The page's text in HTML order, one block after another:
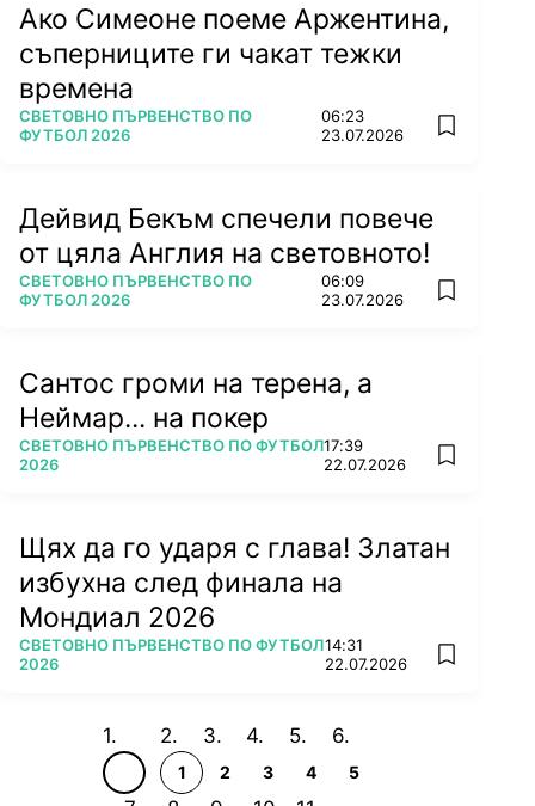
Ако Симеоне поеме Аржентина,
съперниците ги чакат тежки
времена
ПОВЕЧЕ ОТ
СВЕТОВНО ПЪРВЕНСТВО ПО
ФУТБОЛ 2026
06:23
23.07.2026
add
Дейвид Бекъм спечели повече
от цяла Англия на световното!
ПОВЕЧЕ ОТ
СВЕТОВНО ПЪРВЕНСТВО ПО
ФУТБОЛ 2026
06:09
23.07.2026
add
Сантос громи на терена, а
Неймар... на покер
ПОВЕЧЕ ОТ
СВЕТОВНО ПЪРВЕНСТВО ПО ФУТБОЛ
2026
17:39
22.07.2026
add
Щях да го ударя с глава! Златан
избухна след финала на
Мондиал 2026
ПОВЕЧЕ ОТ
СВЕТОВНО ПЪРВЕНСТВО ПО ФУТБОЛ
2026
14:31
22.07.2026
add
1 2 3 4 5